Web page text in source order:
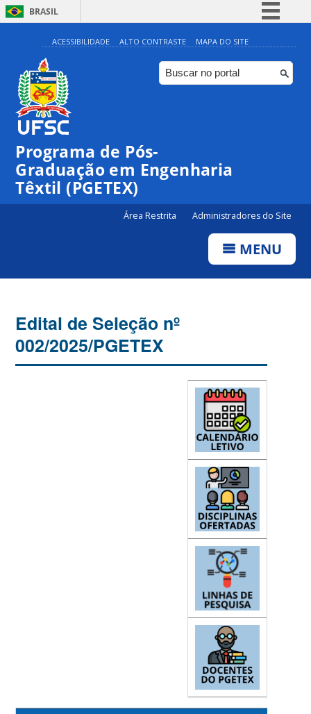
BRASIL
Simplifique!
Comunica BR
Participe
ACESSIBILIDADE ALTO CONTRASTE MAPA DO SITE
Programa de Pós-
Graduação em Engenharia
Têxtil (PGETEX)
Área Restrita Administradores do Site
MENU
Edital de Seleção nº
002/2025/PGETEX